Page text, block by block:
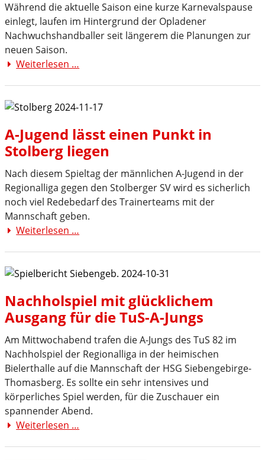
nächsten
Saison
Nordrheinliga
Während die aktuelle Saison eine kurze Karnevalspause
einlegt, laufen im Hintergrund der Opladener
Nachwuchshandballer seit längerem die Planungen zur
neuen Saison.
Weiterlesen …
erneuter
zur
A-
Jugend
Bundesliga
Qualifikation
A-Jugend lässt einen Punkt in
Stolberg liegen
Nach diesem Spieltag der männlichen A-Jugend in der
Regionalliga gegen den Stolberger SV wird es sicherlich
noch viel Redebedarf des Trainerteams mit der
Mannschaft geben.
Weiterlesen …
einen
in
Stolberg
Nachholspiel mit glücklichem
Ausgang für die TuS-A-Jungs
Am Mittwochabend trafen die A-Jungs des TuS 82 im
Nachholspiel der Regionalliga in der heimischen
Bielerthalle auf die Mannschaft der HSG Siebengebirge-
Thomasberg. Es sollte ein sehr intensives und
körperliches Spiel werden, für die Zuschauer ein
spannender Abend.
Weiterlesen …